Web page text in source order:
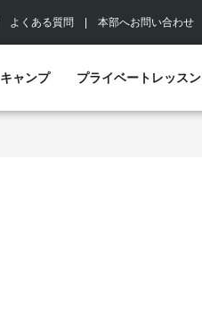
よくある質問 本部へお問い合わせ
キャンプ プライベートレッスン